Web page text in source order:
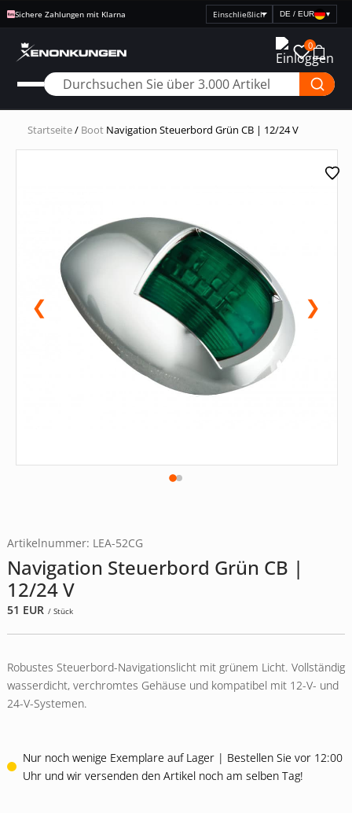
Sichere Zahlungen mit Klarna
PreisanzeigeDE / EUR ▾
0
Startseite/ Boot Navigation Steuerbord Grün CB | 12/24 V
❮ ❯
Artikelnummer: LEA-52CG
Navigation Steuerbord Grün CB |
12/24 V
51 EUR / Stück
Robustes Steuerbord-Navigationslicht mit grünem Licht. Vollständig
wasserdicht, verchromtes Gehäuse und kompatibel mit 12-V- und
24-V-Systemen.
Nur noch wenige Exemplare auf Lager | Bestellen Sie vor 12:00
Uhr und wir versenden den Artikel noch am selben Tag!